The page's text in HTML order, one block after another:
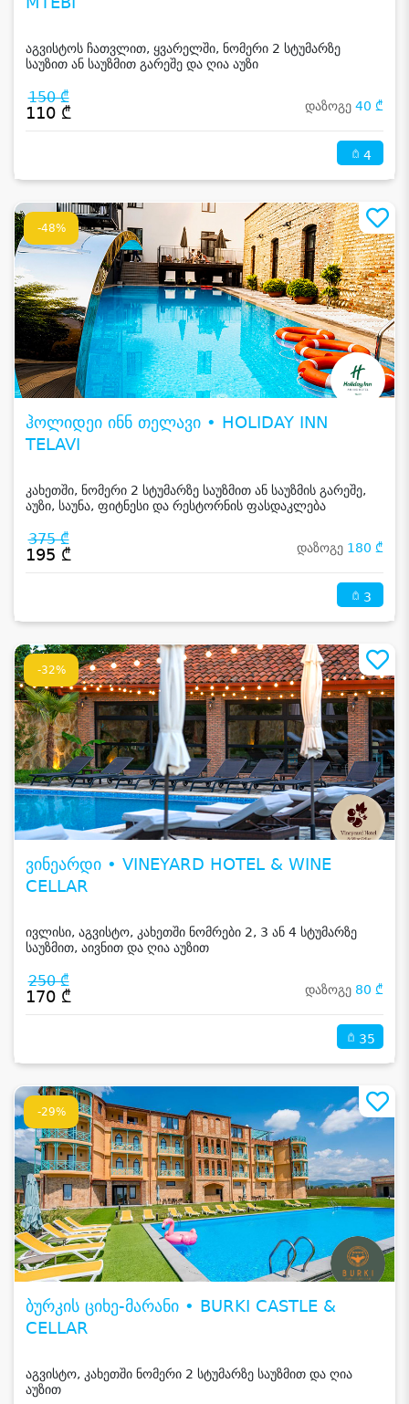
აგვისტოს ჩათვლით, ყვარელში, ნომერი 2 სტუმარზე
საუზით ან საუზმით გარეშე და ღია აუზი
150 ₾
110 ₾ დაზოგე 40 ₾
4
-48%
ჰოლიდეი ინნ თელავი • HOLIDAY INN
TELAVI
კახეთში, ნომერი 2 სტუმარზე საუზმით ან საუზმის გარეშე,
აუზი, საუნა, ფიტნესი და რესტორნის ფასდაკლება
375 ₾
195 ₾ დაზოგე 180 ₾
3
-32%
ვინეარდი • VINEYARD HOTEL & WINE
CELLAR
ივლისი, აგვისტო, კახეთში ნომრები 2, 3 ან 4 სტუმარზე
საუზმით, აივნით და ღია აუზით
250 ₾
170 ₾ დაზოგე 80 ₾
35
-29%
ბურკის ციხე-მარანი • BURKI CASTLE &
CELLAR
აგვისტო, კახეთში ნომერი 2 სტუმარზე საუზმით და ღია
აუზით